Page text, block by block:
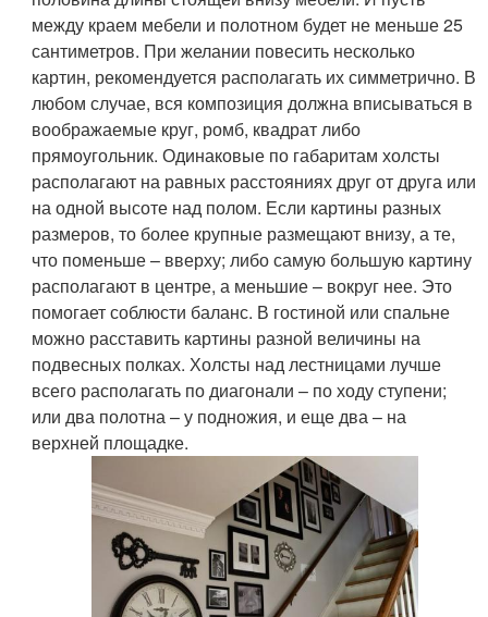
между краем мебели и полотном будет не меньше 25
сантиметров. При желании повесить несколько
картин, рекомендуется располагать их симметрично. В
любом случае, вся композиция должна вписываться в
воображаемые круг, ромб, квадрат либо
прямоугольник. Одинаковые по габаритам холсты
располагают на равных расстояниях друг от друга или
на одной высоте над полом. Если картины разных
размеров, то более крупные размещают внизу, а те,
что поменьше – вверху; либо самую большую картину
располагают в центре, а меньшие – вокруг нее. Это
помогает соблюсти баланс. В гостиной или спальне
можно расставить картины разной величины на
подвесных полках. Холсты над лестницами лучше
всего располагать по диагонали – по ходу ступени;
или два полотна – у подножия, и еще два – на
верхней площадке.